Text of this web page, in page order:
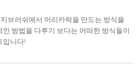
브러쉬에서 머리카락을 만드는 방식을
방법을 다루기 보다는 어떠한 방식들이
입니다!